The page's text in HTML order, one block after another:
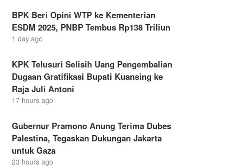
BPK Beri Opini WTP ke Kementerian
ESDM 2025, PNBP Tembus Rp138 Triliun
1 day ago
KPK Telusuri Selisih Uang Pengembalian
Dugaan Gratifikasi Bupati Kuansing ke
Raja Juli Antoni
17 hours ago
Gubernur Pramono Anung Terima Dubes
Palestina, Tegaskan Dukungan Jakarta
untuk Gaza
23 hours ago